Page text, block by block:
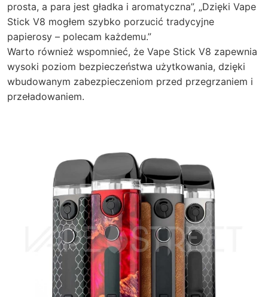
prosta, a para jest gładka i aromatyczna”, „Dzięki Vape
Stick V8 mogłem szybko porzucić tradycyjne
papierosy – polecam każdemu.”
Warto również wspomnieć, że Vape Stick V8 zapewnia
wysoki poziom bezpieczeństwa użytkowania, dzięki
wbudowanym zabezpieczeniom przed przegrzaniem i
przeładowaniem.